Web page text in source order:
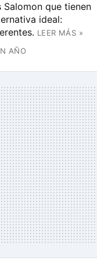
que tienen
ideal:
LEER MÁS »
AÑO